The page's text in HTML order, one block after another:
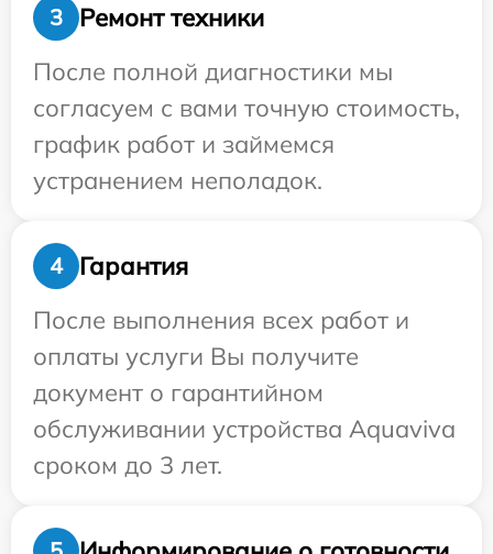
3
Ремонт техники
После полной диагностики мы
согласуем с вами точную стоимость,
график работ и займемся
устранением неполадок.
4
Гарантия
После выполнения всех работ и
оплаты услуги Вы получите
документ о гарантийном
обслуживании устройства Aquaviva
сроком до 3 лет.